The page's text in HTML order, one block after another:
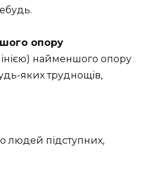
опору
найменшого опору
яких труднощів,
людей підступних,